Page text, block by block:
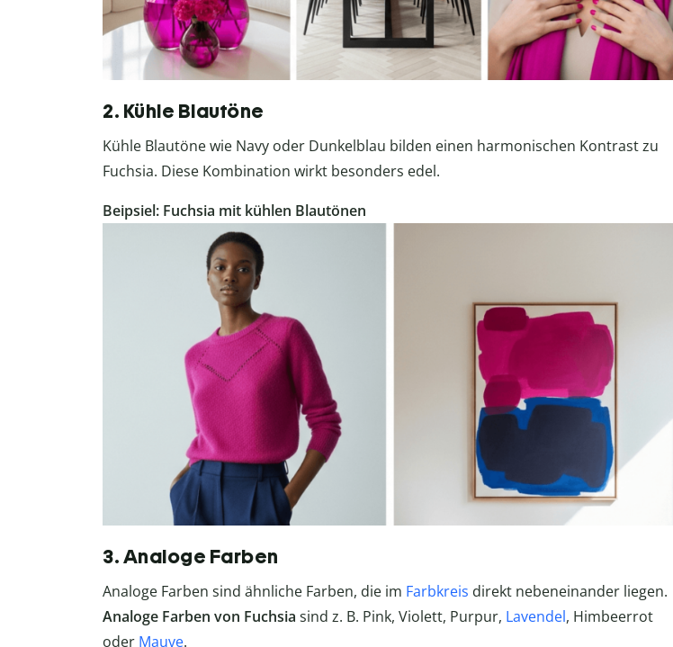
2. Kühle Blautöne
Kühle Blautöne wie Navy oder Dunkelblau bilden einen harmonischen Kontrast zu
Fuchsia. Diese Kombination wirkt besonders edel.
Beipsiel: Fuchsia mit kühlen Blautönen
3. Analoge Farben
Analoge Farben sind ähnliche Farben, die im Farbkreis direkt nebeneinander liegen.
Analoge Farben von Fuchsia sind z. B. Pink, Violett, Purpur, Lavendel, Himbeerrot
oder Mauve.